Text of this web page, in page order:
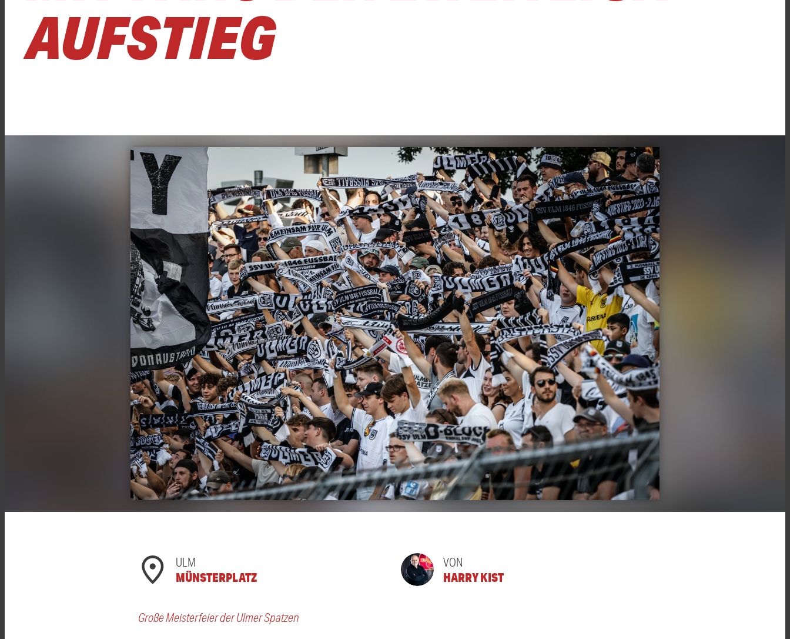
UFSTIEG
ULM
MÜNSTERPLATZ
VON
HARRY KIST
Große Meisterfeier der Ulmer Spatzen